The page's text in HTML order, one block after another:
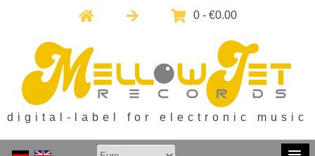
0 - €0.00
digital-label for electronic music